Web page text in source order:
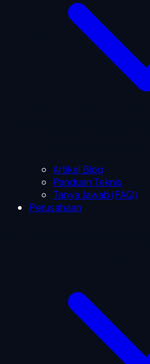
Artikel Blog
Panduan Teknis
Tanya Jawab (FAQ)
Perusahaan